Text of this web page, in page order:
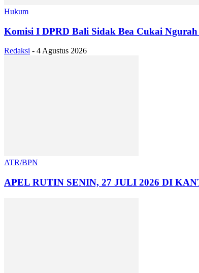
Hukum
Komisi I DPRD Bali Sidak Bea Cukai
Redaksi - 4 Agustus 2026
ATR/BPN
APEL RUTIN SENIN, 27 JULI 2026 DI